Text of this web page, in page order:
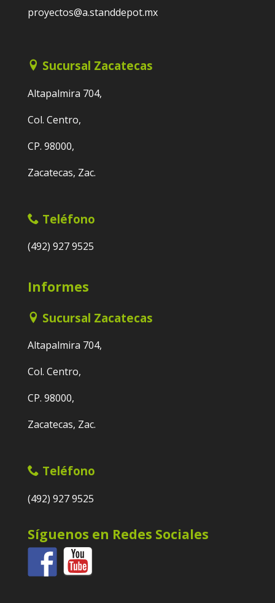
proyectos@a.standdepot.mx
Sucursal Zacatecas
Altapalmira 704,
Col. Centro,
CP. 98000,
Zacatecas, Zac.
Teléfono
(492) 927 9525
Informes
Sucursal Zacatecas
Altapalmira 704,
Col. Centro,
CP. 98000,
Zacatecas, Zac.
Teléfono
(492) 927 9525
Síguenos en Redes Sociales